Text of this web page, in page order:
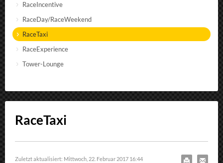
RaceIncentive
RaceDay/RaceWeekend
RaceTaxi
RaceExperience
Tower-Lounge
RaceTaxi
Zuletzt aktualisiert: Mittwoch, 22. Februar 2017 16:44